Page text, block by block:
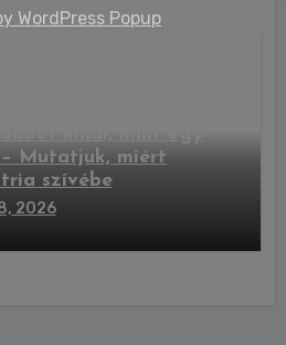
Mutatjuk, miért
szívébe
2026
WordPress Popup